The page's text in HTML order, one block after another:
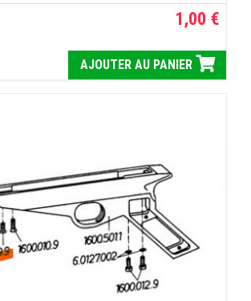
1,00 €
AJOUTER AU PANIER